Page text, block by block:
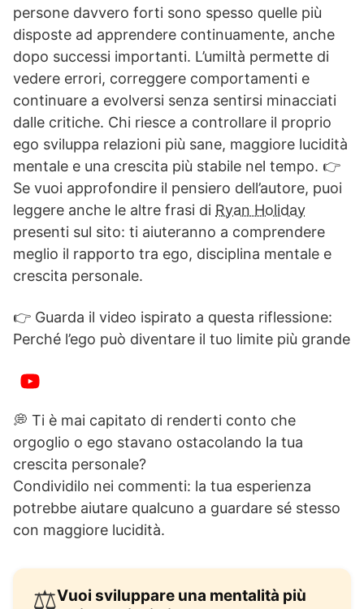
persone davvero forti sono spesso quelle più
disposte ad apprendere continuamente, anche
dopo successi importanti. L’umiltà permette di
vedere errori, correggere comportamenti e
continuare a evolversi senza sentirsi minacciati
dalle critiche. Chi riesce a controllare il proprio
ego sviluppa relazioni più sane, maggiore lucidità
mentale e una crescita più stabile nel tempo. 👉
Se vuoi approfondire il pensiero dell’autore, puoi
leggere anche le altre frasi di Ryan Holiday
presenti sul sito: ti aiuteranno a comprendere
meglio il rapporto tra ego, disciplina mentale e
crescita personale.
👉 Guarda il video ispirato a questa riflessione:
Perché l’ego può diventare il tuo limite più grande
💭 Ti è mai capitato di renderti conto che
orgoglio o ego stavano ostacolando la tua
crescita personale?
Condividilo nei commenti: la tua esperienza
potrebbe aiutare qualcuno a guardare sé stesso
con maggiore lucidità.
⚖️Vuoi sviluppare una mentalità più